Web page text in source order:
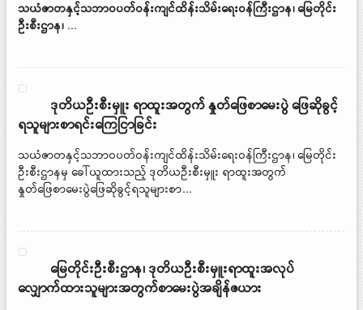
သယံဇာတနှင့်သဘာဝပတ်ဝန်းကျင်ထိန်းသိမ်းရေးဝန်ကြီးဌာန၊မြေတိုင်း
ဦးစီးဌာန၊ ...
ဒုတိယဦးစီးမှူး ရာထူးအတွက် နှုတ်ဖြေစာမေးပွဲ ဖြေဆိုခွင့်
ရသူများစာရင်းကြေငြာခြင်း
သယံဇာတနှင့်သဘာဝပတ်ဝန်းကျင်ထိန်းသိမ်းရေးဝန်ကြီးဌာန၊ မြေတိုင်း
ဦးစီးဌာနမှ ခေါ်ယူထားသည့် ဒုတိယဦးစီးမှူး ရာထူးအတွက်
နှုတ်ဖြေစာမေးပွဲဖြေဆိုခွင့်ရသူများစာ...
မြေတိုင်းဦးစီးဌာန၊ ဒုတိယဦးစီးမှူးရာထူးအလုပ်
လျှောက်ထားသူများအတွက်စာမေးပွဲအချိန်ဇယား